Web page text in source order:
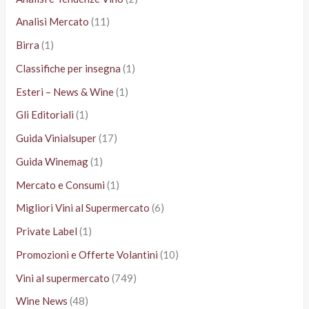
Analisi Mercato (11)
Birra (1)
Classifiche per insegna (1)
Esteri – News & Wine(1)
Gli Editoriali (1)
Guida Vinialsuper(17)
Guida Winemag(1)
Mercato e Consumi (1)
Migliori Vini al Supermercato (6)
Private Label (1)
Promozioni e Offerte Volantini (10)
Vini al supermercato (749)
Wine News (48)